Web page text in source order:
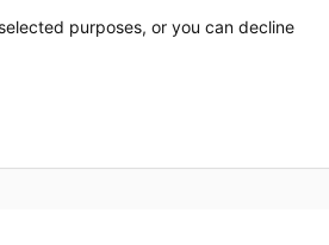
cgtcatalunya
purposes, or you can decline